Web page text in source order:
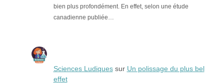
bien plus profondément. En effet, selon une étude
canadienne publiée…
Sciences Ludiquessur Un polissage du plus bel
effet